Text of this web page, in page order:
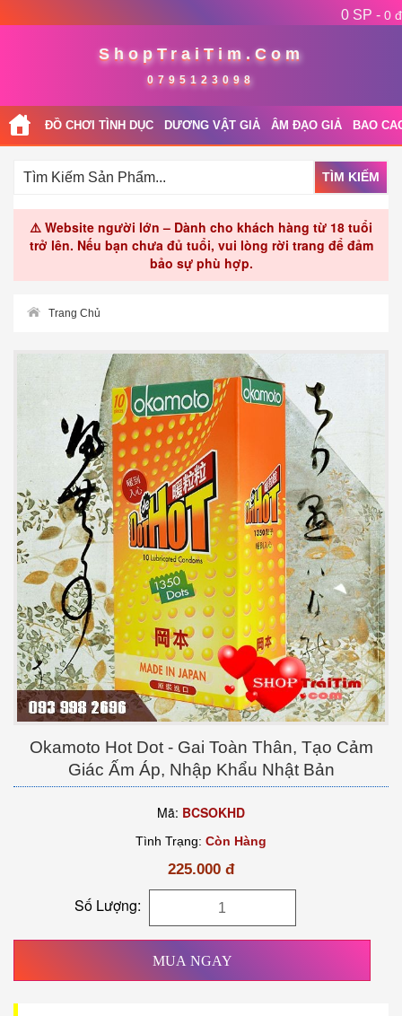
0 SP - 0 đ
ShopTraiTim.Com
0795123098
ĐỒ CHƠI TÌNH DỤC DƯƠNG VẬT GIẢ ÂM ĐẠO GIẢ BAO
TÌM KIẾM
⚠️ Website người lớn – Dành cho khách hàng từ 18 tuổi
trở lên. Nếu bạn chưa đủ tuổi, vui lòng rời trang để đảm
bảo sự phù hợp.
Trang Chủ
Okamoto Hot Dot - Gai Toàn Thân, Tạo Cảm
Giác Ấm Áp, Nhập Khẩu Nhật Bản
Mã: BCSOKHD
Tình Trạng: Còn Hàng
225.000 đ
Số Lượng:
MUA NGAY